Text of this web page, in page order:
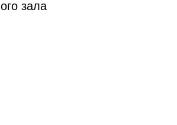
зала